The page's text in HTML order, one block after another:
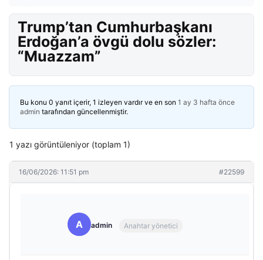
Trump’tan Cumhurbaşkanı
Erdoğan’a övgü dolu sözler:
“Muazzam”
Bu konu 0 yanıt içerir, 1 izleyen vardır ve en son 1 ay 3 hafta önce
admin tarafından güncellenmiştir.
1 yazı görüntüleniyor (toplam 1)
16/06/2026: 11:51 pm #22599
A admin Anahtar yönetici